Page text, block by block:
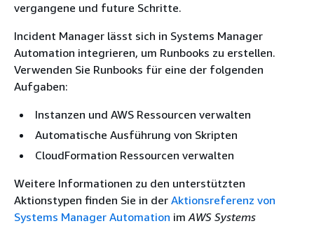
vergangene und future Schritte.
Incident Manager lässt sich in Systems Manager
Automation integrieren, um Runbooks zu erstellen.
Verwenden Sie Runbooks für eine der folgenden
Aufgaben:
Instanzen und AWS Ressourcen verwalten
Automatische Ausführung von Skripten
CloudFormation Ressourcen verwalten
Weitere Informationen zu den unterstützten
Aktionstypen finden Sie in der Aktionsreferenz von
Systems Manager Automation imAWS Systems